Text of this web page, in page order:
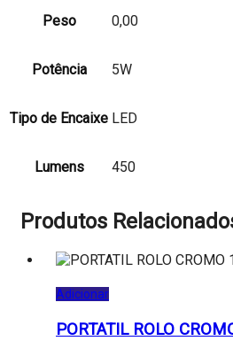
Peso 0,00
Potência 5W
Tipo de Encaixe LED
Lumens 450
Produtos
Adicionar
PORTATIL ROLO